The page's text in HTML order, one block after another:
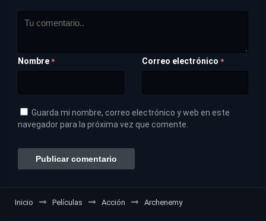
Nombre * Correo electrónico *
Guarda mi nombre, correo electrónico y web en este
navegador para la próxima vez que comente.
Inicio Películas Acción Archenemy